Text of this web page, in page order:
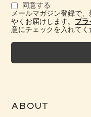
同意する
メールマガジン登録で
やくお届けします。 プラ
意にチェックを入れてく
ABOUT